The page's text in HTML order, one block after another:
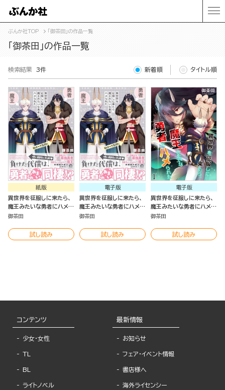
ぶんか社TOP 「御茶田」の作品一覧
「御茶田」の作品一覧
検索結果 3件 新着順 タイトル順
紙版
異世界を征服しに来たら、
魔王みたいな勇者にハメら
れた
御茶田
試し読み
電子版
異世界を征服しに来たら、
魔王みたいな勇者にハメら
れた
御茶田
試し読み
電子版
異世界を征服しに来たら、
魔王みたいな勇者にハメら
れた（分冊版）
御茶田
試し読み
コンテンツ
少女・女性
TL
BL
ライトノベル
最新情報
お知らせ
フェア・イベント情報
書店様へ
海外ライセンシー